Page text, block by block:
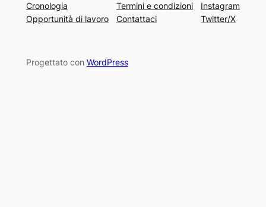
Cronologia
Opportunità di lavoro
Termini e condizioni
Contattaci
Instagram
Twitter/X
Progettato con WordPress